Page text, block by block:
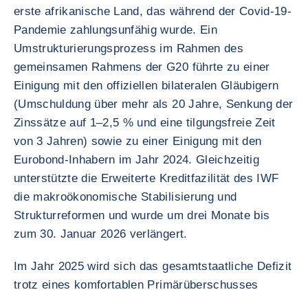
erste afrikanische Land, das während der Covid-19-
Pandemie zahlungsunfähig wurde. Ein
Umstrukturierungsprozess im Rahmen des
gemeinsamen Rahmens der G20 führte zu einer
Einigung mit den offiziellen bilateralen Gläubigern
(Umschuldung über mehr als 20 Jahre, Senkung der
Zinssätze auf 1–2,5 % und eine tilgungsfreie Zeit
von 3 Jahren) sowie zu einer Einigung mit den
Eurobond-Inhabern im Jahr 2024. Gleichzeitig
unterstützte die Erweiterte Kreditfazilität des IWF
die makroökonomische Stabilisierung und
Strukturreformen und wurde um drei Monate bis
zum 30. Januar 2026 verlängert.
Im Jahr 2025 wird sich das gesamtstaatliche Defizit
trotz eines komfortablen Primärüberschusses